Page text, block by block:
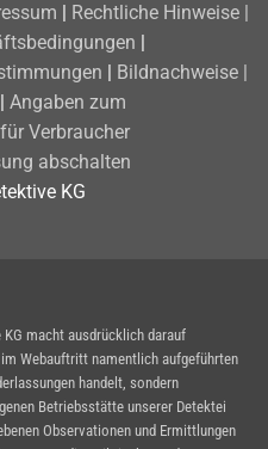
| Rechtliche Hinweise |
|
| Bildnachweise |
| Angaben zum
Verbraucher
abschalten
KG
KG macht ausdrücklich darauf
Webauftritt namentlich aufgeführten
handelt, sondern
Betriebsstätte unserer Detektei
Observationen und Ermittlungen